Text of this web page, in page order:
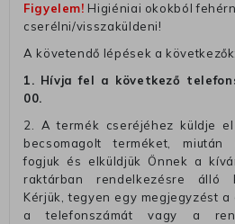
Figyelem! Higiéniai okokból
cserélni/visszaküldeni!
A követendő lépések a következők:
1. Hívja fel a következő
00.
2. A termék cseréjéhez küldje
becsomagolt terméket, miután
fogjuk és elküldjük Önnek a
raktárban rendelkezésre álló
Kérjük, tegyen egy megjegyzést
a telefonszámát vagy a